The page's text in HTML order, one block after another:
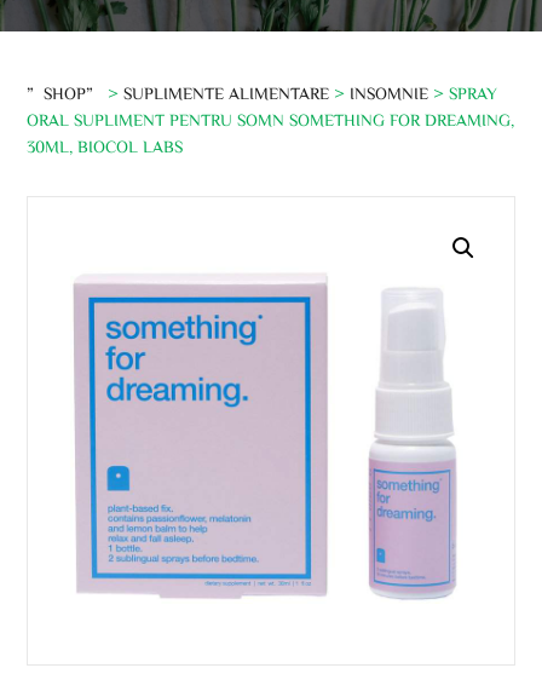
”SHOP” >SUPLIMENTE ALIMENTARE > INSOMNIE > SPRAY
ORAL SUPLIMENT PENTRU SOMN SOMETHING FOR DREAMING,
30ML, BIOCOL LABS